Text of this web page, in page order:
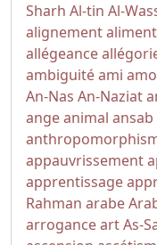
Sharh Al-tin Al-
alignement
allégeance
ambiguitéami
An-Nas An-Naziat
angeanimal ansab
appauvrissement
apprentissage
Rahman arabe
arroganceartAs-